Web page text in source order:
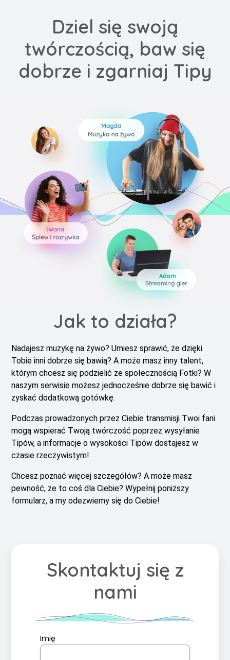
Dziel się swoją
twórczością, baw się
dobrze i zgarniaj Tipy
Jak to działa?
Nadajesz muzykę na żywo? Umiesz sprawić, że dzięki
Tobie inni dobrze się bawią? A może masz inny talent,
którym chcesz się podzielić ze społecznością Fotki? W
naszym serwisie możesz jednocześnie dobrze się bawić i
zyskać dodatkową gotówkę.
Podczas prowadzonych przez Ciebie transmisji Twoi fani
mogą wspierać Twoją twórczość poprzez wysyłanie
Tipów, a informacje o wysokości Tipów dostajesz w
czasie rzeczywistym!
Chcesz poznać więcej szczegółów? A może masz
pewność, że to coś dla Ciebie? Wypełnij poniższy
formularz, a my odezwiemy się do Ciebie!
Skontaktuj się z
nami
Imię